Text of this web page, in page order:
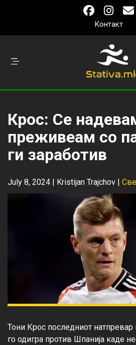
Контакт
Крос: Се
преживеам со
ги заработив
July 8, 2024 | Kristijan Trajchov |
Тони Крос последниот натпревар
го одигра против Шпанија каде